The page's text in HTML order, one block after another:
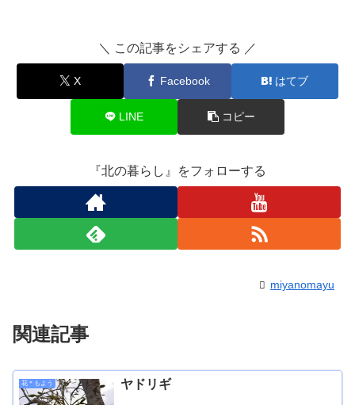
＼ この記事をシェアする ／
X Facebook はてブ
LINE コピー
『北の暮らし』をフォローする
miyanomayu
関連記事
花＊もよう ヤドリギ